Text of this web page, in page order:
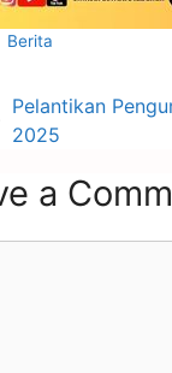
Berita
Pelantikan
2025
a